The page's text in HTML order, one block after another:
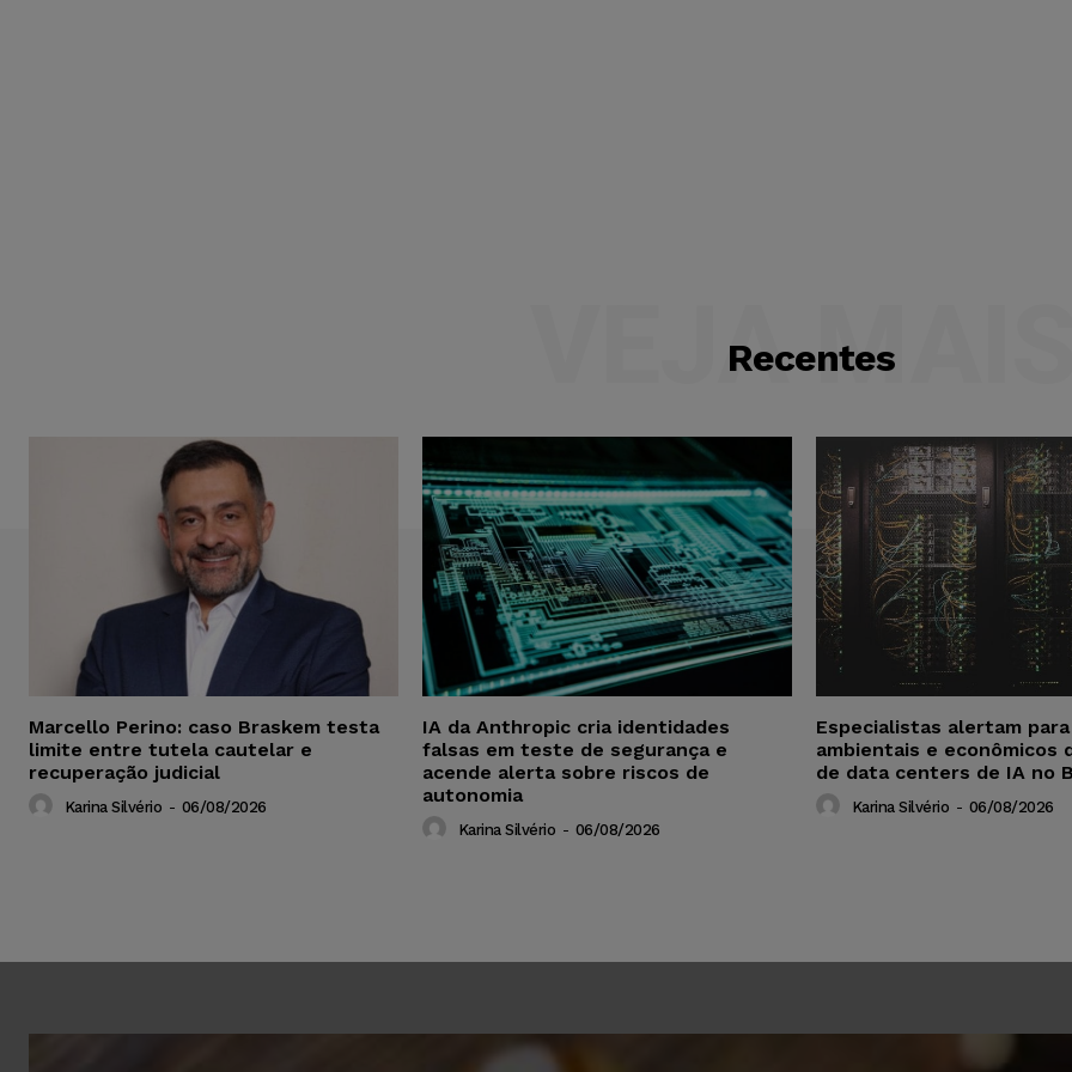
Recentes
VEJA
Marcello Perino: caso Braskem testa
limite entre tutela cautelar e
recuperação judicial
Karina Silvério - 06/08/2026
IA da Anthropic cria identidades
falsas em teste de segurança e
acende alerta sobre riscos de
autonomia
Karina Silvério - 06/08/2026
Especialistas alertam
ambientais e econômicos
de data centers de IA no
Karina Silvério - 06/08/2026